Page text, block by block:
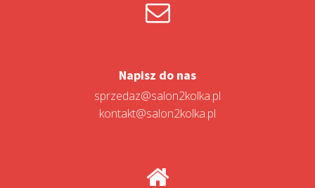
Napisz do nas
sprzedaz@salon2kolka.pl
kontakt@salon2kolka.pl